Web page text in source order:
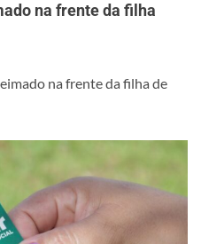
na frente da filha
na frente da filha de